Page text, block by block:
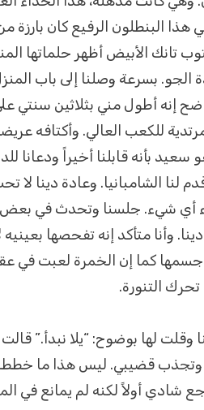
هذا البنطلون الرفيع كان
تانك الأبيض أظهر حلماتها
الجو. بسرعة وصلنا إلى باب
إنه أطول مني بثلاثين سنتي
للكعب العالي. وأكتافه
سعيد بأنه قابلنا أخيراً ودعانا
لنا الشامبانيا. وعادة دينا لا
أي شيء. جلسنا وتحدث في بعض
وأنا متأكد إنه تفحصها
كما إن الخمرة لعبت في
التنورة.
وقلت لها بوضوح: “يلا نبدأ.”
وتجذب قضيبي. ليس هذا ما
شادي أولاً لكنه لم يمانع في